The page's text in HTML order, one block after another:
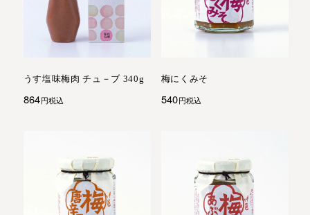
うす塩味梅肉 チュ－ブ 340g
864 税込
梅にくみそ
540 税込